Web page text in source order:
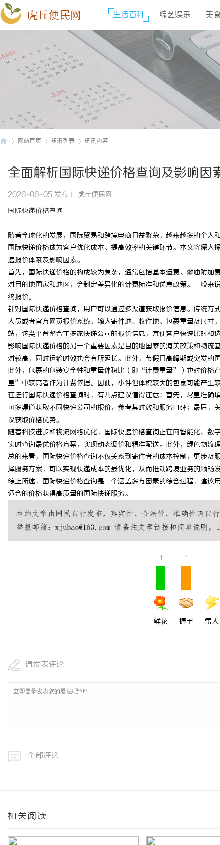
虎丘便民网 生活百科 综艺娱乐 美
网站首页 资讯列表 资讯内容
全面解析国际快递价格查询及影响因
2026-06-05 发布于 虎丘便民网
国际快递价格查询
随着全球化的发展，国际贸易和跨境电商日益繁荣，越来越多的个
国际快递价格成为客户优化成本、提高效率的关键环节。本文将深
递报价体系及影响因素。
首先，国际快递价格的构成较为复杂，通常包括基本运费、燃油附
对目的地国家和地区，会制定差异化的计费标准和优惠政策。一般
终报价。
针对国际快递价格查询，用户可以通过多渠道获取报价信息。传统
人员或者官方网页报价系统，输入寄件地、收件地、包裹重量及尺
站，这类平台整合了多家快递公司的报价信息，方便客户快速比对和
影响国际快递价格的另一个重要因素是目的地国家的海关政策和物
对较高，同时运输时效也会有所延长。此外，节假日高峰期或突发的
此外，包裹的包装安全性和重量体积比（即“计费重量”）也对价
量”中较高者作为计费依据。因此，小件但体积较大的包裹可能产生
在进行国际快递价格查询时，有几点建议值得注意：首先，尽量准
可多渠道获取不同快递公司的报价，参考其时效和服务口碑；最后
议获取价格优势。
随着科技进步和物流网络优化，国际快递价格查询正在向智能化、
实时查询最优价格方案，实现动态调价和精准配送。此外，绿色物
总的来看，国际快递价格查询不仅关系到寄件者的成本控制，更涉
择服务方案，可以实现快递成本的最优化，从而推动跨境业务的顺畅
综上所述，国际快递价格查询是一个涵盖多方因素的综合过程，建
适合的价格获得高质量的国际快递服务。
1
鲜花
1
握手 雷人
请发表评论
全部评论
相关阅读
550FC45耐磨改性颗粒